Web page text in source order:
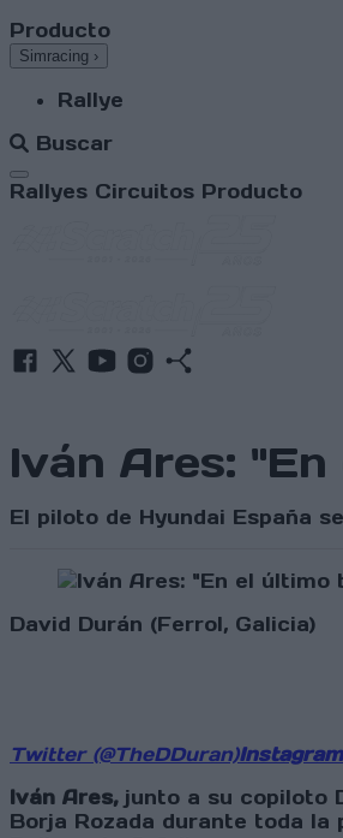
Producto
Simracing ›
Rallye
Buscar
Abrir menú
Rallyes Circuitos Producto
Iván Ares:
El piloto de Hyundai España
David Durán (Ferrol, Galicia)
Twitter (@TheDDuran)
Iván Ares,junto a su copiloto
Borja Rozada durante toda la